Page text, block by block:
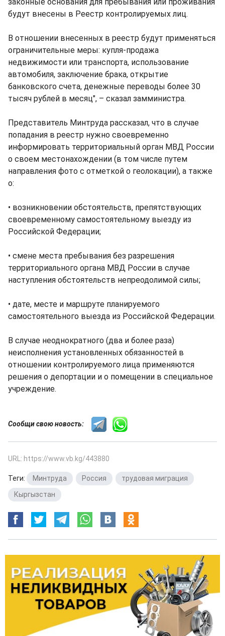
будут внесены в Реестр контролируемых лиц.
В отношении внесенных в реестр будут применяться
ограничительные меры: купля-продажа
недвижимости или транспорта, использование
автомобиля, заключение брака, открытие
банковского счета, денежные переводы более 30
тысяч рублей в месяц", – сказал замминистра.
Представитель Минтруда рассказал, что в случае
попадания в реестр нужно своевременно
информировать территориальный орган МВД России
о своем местонахождении (в том числе путем
направления фото с отметкой о геолокации), а также
о:
• возникновении обстоятельств, препятствующих
своевременному самостоятельному выезду из
Российской Федерации;
• смене места пребывания без разрешения
территориального органа МВД России в случае
наступления обстоятельств непреодолимой силы;
• дате, месте и маршруте планируемого
самостоятельного выезда из Российской Федерации.
В случае неоднократного (два и более раза)
неисполнения установленных обязанностей в
отношении контролируемого лица применяются
решения о депортации и о помещении в специальное
учреждение.
Сообщи свою новость:
URL: https://www.vb.kg/443880
Теги: Минтруда Россия трудовая миграция
Кыргызстан